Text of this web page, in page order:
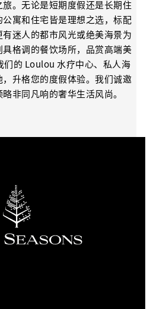
。无论是短期度假还是长期住
寓和住宅皆是理想之选，标配
迷人的都市风光或绝美海景为
格调的餐饮场所，品赏高端美
们的 Loulou 水疗中心、私人海
升格您的度假体验。我们诚邀
非同凡响的奢华生活风尚。